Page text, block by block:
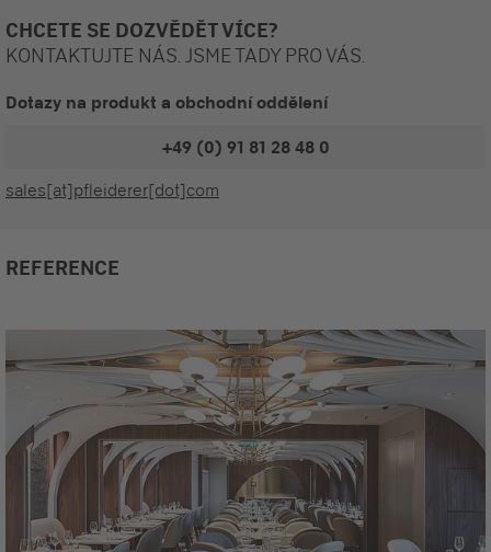
CHCETE SE DOZVĚDĚT VÍCE?
KONTAKTUJTE NÁS. JSME TADY PRO VÁS.
Dotazy na produkt a obchodní oddělení
+49 (0) 91 81 28 48 0
sales[at]pfleiderer[dot]com
REFERENCE